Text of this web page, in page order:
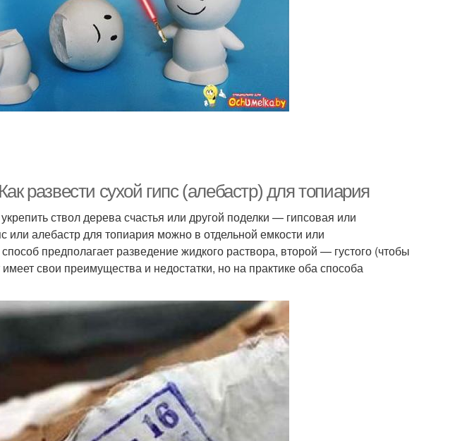
развести сухой гипс (алебастр) для топиария
ствол дерева счастья или другой поделки — гипсовая или
или алебастр для топиария можно в отдельной емкости или
предполагает разведение жидкого раствора, второй — густого (чтобы
свои преимущества и недостатки, но на практике оба способа